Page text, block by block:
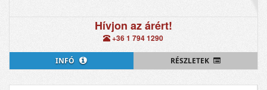
Hívjon az árért!
+36 1 794 1290
RÉSZLETEK
INFÓ